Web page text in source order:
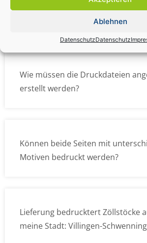
Ablehnen
DatenschutzDatenschutz
Wie kann ich die Daten (z.B. Logos
Wie müssen die Druckdateien
erstellt werden?
Können beide Seiten mit
Motiven bedruckt werden?
Lieferung bedrucktert Zöllstöcke
meine Stadt: Villingen-